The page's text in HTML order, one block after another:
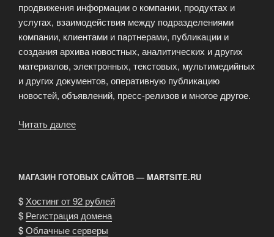
продвижения информации о компании, продуктах и
услугах, взаимодействия между подразделениями
компании, клиентами и партнерами, публикации и
создания архива новостных, аналитических и других
материалов, электронных, текстовых, мультимедийных
и других документов, оперативную публикацию
новостей, объявлений, пресс-релизов и многое другое.
Читать далее
информационных
ресурсов»
МАГАЗИН ГОТОВЫХ САЙТОВ — MARTSITE.RU
$ Хостинг от 92 рублей
$ Регистрация домена
$Облачные серверы